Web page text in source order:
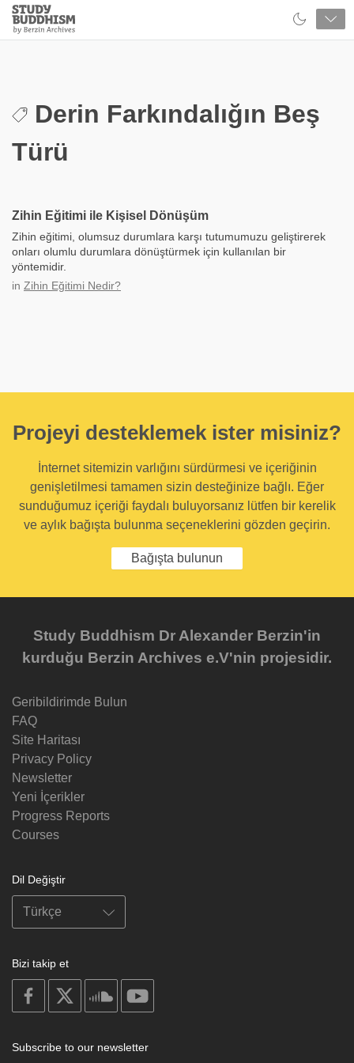
Close
Study
Buddhism
Derin Farkındalığın Beş
Türü
Zihin Eğitimi ile Kişisel Dönüşüm
Zihin eğitimi, olumsuz durumlara karşı tutumumuzu geliştirerek
onları olumlu durumlara dönüştürmek için kullanılan bir
yöntemidir.
in Zihin Eğitimi Nedir?
Projeyi desteklemek ister misiniz?
İnternet sitemizin varlığını sürdürmesi ve içeriğinin
genişletilmesi tamamen sizin desteğinize bağlı. Eğer
sunduğumuz içeriği faydalı buluyorsanız lütfen bir kerelik
ve aylık bağışta bulunma seçeneklerini gözden geçirin.
Bağışta bulunun
Study Buddhism Dr Alexander Berzin'in
kurduğu Berzin Archives e.V'nin projesidir.
Geribildirimde Bulun
FAQ
Site Haritası
Privacy Policy
Newsletter
Yeni İçerikler
Progress Reports
Courses
Dil Değiştir
Bizi takip et
on
facebook
soundcloud
Subscribe to our newsletter